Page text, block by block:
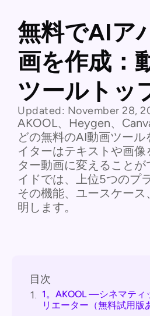
無料でAIア
画を作成：
ツールトッ
Updated: November 28,
AKOOL、Heygen、
どの無料のAI動画ツー
イターはテキストや画
ター動画に変えること
イドでは、上位5つのプ
その機能、ユースケー
明します。
目次
1. 1。AKOOL —シネマティ
リエーター（無料試用版